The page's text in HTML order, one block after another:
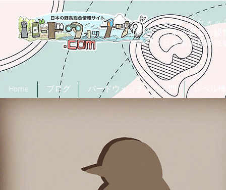
「バードウォッ
日本の野鳥の観
日本鳥類目録
Home ブログ バードウォッチング入門